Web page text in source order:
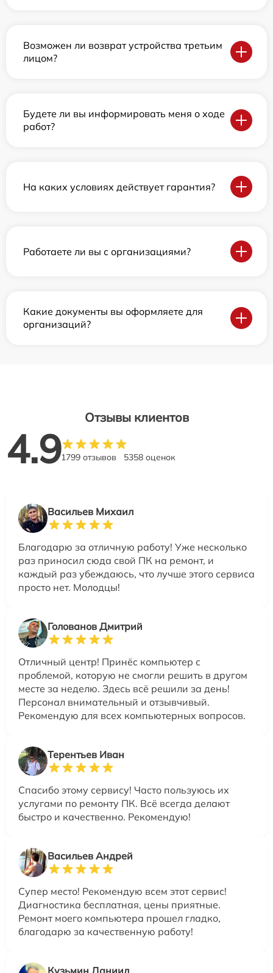
Возможен ли возврат устройства третьим
лицом?
Будете ли вы информировать меня о ходе
работ?
На каких условиях действует гарантия?
Работаете ли вы с организациями?
Какие документы вы оформляете для
организаций?
Отзывы клиентов
4.91799 отзывов 5358 оценок
Васильев Михаил
Благодарю за отличную работу! Уже несколько
раз приносил сюда свой ПК на ремонт, и
каждый раз убеждаюсь, что лучше этого сервиса
просто нет. Молодцы!
Голованов Дмитрий
Отличный центр! Принёс компьютер с
проблемой, которую не смогли решить в другом
месте за неделю. Здесь всё решили за день!
Персонал внимательный и отзывчивый.
Рекомендую для всех компьютерных вопросов.
Терентьев Иван
Спасибо этому сервису! Часто пользуюсь их
услугами по ремонту ПК. Всё всегда делают
быстро и качественно. Рекомендую!
Васильев Андрей
Супер место! Рекомендую всем этот сервис!
Диагностика бесплатная, цены приятные.
Ремонт моего компьютера прошел гладко,
благодарю за качественную работу!